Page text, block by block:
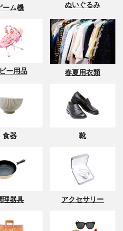
ーム機 ぬいぐるみ
ー用品 春夏用衣類
食器 靴
理器具 アクセサリー